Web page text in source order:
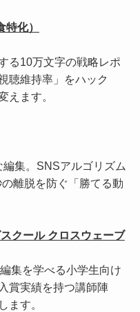
化）
る10万文字の戦略レポ
聴維持率」をハック
えます。
集。SNSアルゴリズム
離脱を防ぐ「勝てる動
クール クロスウェーブ
集を学べる小学生向け
賞実績を持つ講師陣
ます。